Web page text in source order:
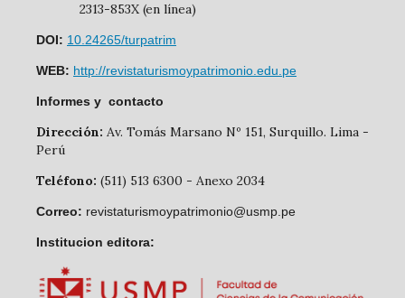
2313-853X (en línea)
DOI: 10.24265/turpatrim
WEB: http://revistaturismoypatrimonio.edu.pe
Informes y contacto
Dirección: Av. Tomás Marsano Nº 151, Surquillo. Lima -
Perú
Teléfono: (511) 513 6300 - Anexo 2034
Correo: revistaturismoypatrimonio@usmp.pe
Institucion editora: